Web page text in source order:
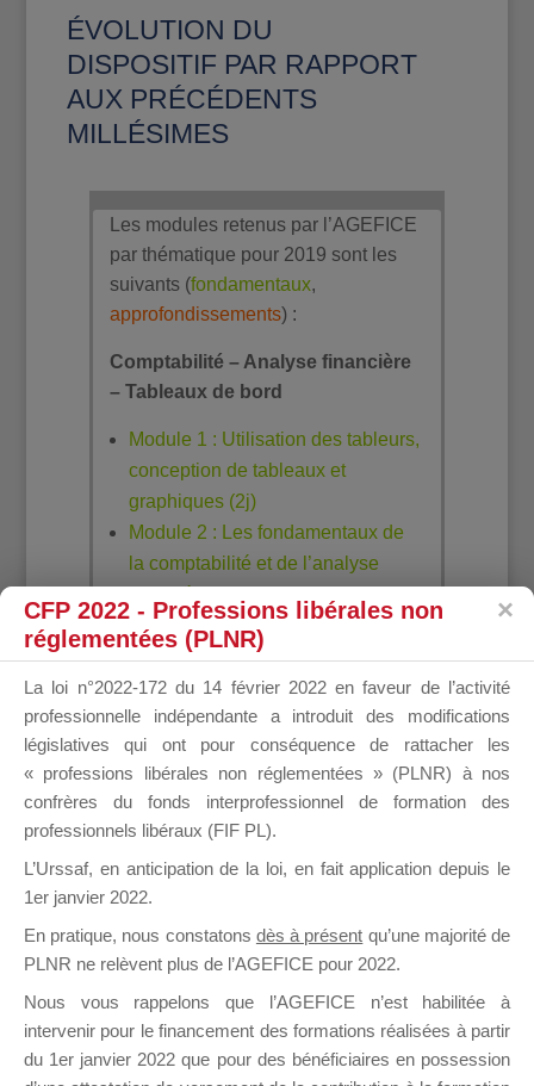
ÉVOLUTION DU
DISPOSITIF PAR RAPPORT
AUX PRÉCÉDENTS
MILLÉSIMES
Les modules retenus par l’AGEFICE
par thématique pour 2019 sont les
suivants (fondamentaux,
approfondissements) :
Comptabilité – Analyse financière
– Tableaux de bord
Module 1 : Utilisation des tableurs,
conception de tableaux et
graphiques (2j)
Module 2 : Les fondamentaux de
la comptabilité et de l’analyse
Nouvelles technologies et
Module 3 : Les essentiels de
l’ordinateur, utiliser internet et sa
messagerie électronique (2j)
Module 4 : Digitaliser son
entreprise (3j)
Module 5 : Le Web et le E-
Commerce, les outils pour
améliorer son chiffre d’affaires (3j)
Module 6 : Les fondamentaux du
digital et des réseaux sociaux + e-
reputation (2j)
Module 7 : Protection des données
CFP 2022 - Professions libérales non
réglementées (PLNR)
La loi n°2022-172 du 14 février 2022 en faveur de l’activité
professionnelle indépendante a introduit des modifications
législatives qui ont pour conséquence de rattacher les
« professions libérales non réglementées » (PLNR) à nos
confrères du fonds interprofessionnel de formation des
professionnels libéraux (FIF PL).
L’Urssaf, en anticipation de la loi, en fait application depuis le
1er janvier 2022.
En pratique, nous constatons dès à présent qu’une majorité de
PLNR ne relèvent plus de l’AGEFICE pour 2022.
Nous vous rappelons que l’AGEFICE n’est habilitée à
intervenir pour le financement des formations réalisées à partir
du 1er janvier 2022 que pour des bénéficiaires en possession